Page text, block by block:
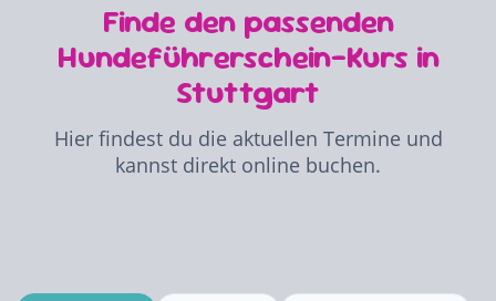
Finde den passenden
Hundeführerschein-Kurs in
Stuttgart
Hier findest du die aktuellen Termine und
kannst direkt online buchen.